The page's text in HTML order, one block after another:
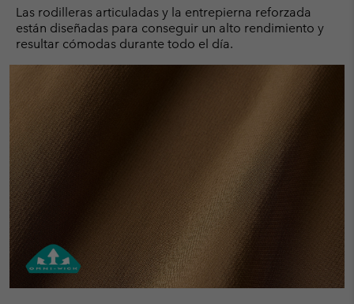
Las rodilleras articuladas y la entrepierna reforzada
están diseñadas para conseguir un alto rendimiento y
resultar cómodas durante todo el día.